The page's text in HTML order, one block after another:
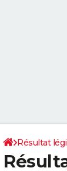
Résultat